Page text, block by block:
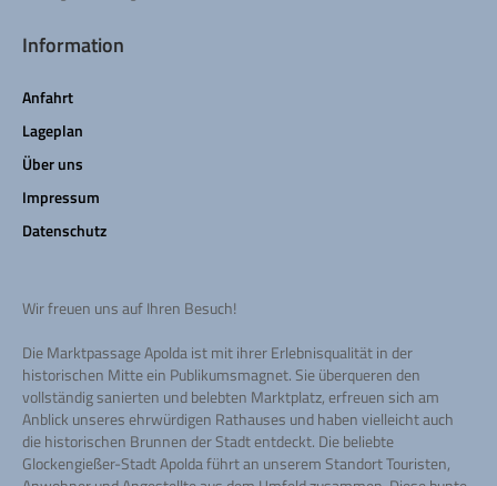
Information
Anfahrt
Lageplan
Über uns
Impressum
Datenschutz
Wir freuen uns auf Ihren Besuch!
Die Marktpassage Apolda ist mit ihrer Erlebnisqualität in der
historischen Mitte ein Publikumsmagnet. Sie überqueren den
vollständig sanierten und belebten Marktplatz, erfreuen sich am
Anblick unseres ehrwürdigen Rathauses und haben vielleicht auch
die historischen Brunnen der Stadt entdeckt. Die beliebte
Glockengießer-Stadt Apolda führt an unserem Standort Touristen,